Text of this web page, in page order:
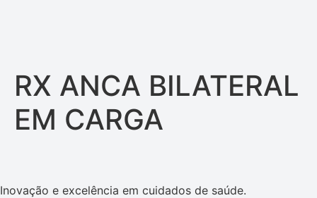
RX ANCA BILATERAL
EM CARGA
Inovação e excelência em cuidados de saúde.